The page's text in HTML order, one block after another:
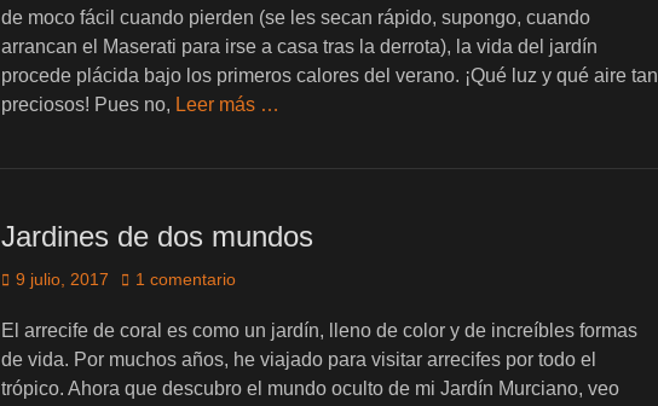
de moco fácil cuando pierden (se les secan rápido, supongo, cuando
arrancan el Maserati para irse a casa tras la derrota), la vida del jardín
procede plácida bajo los primeros calores del verano. ¡Qué luz y qué aire tan
preciosos! Pues no, Leer más …
Jardines de dos mundos
Publicado
9 julio, 2017 1 comentario
El arrecife de coral es como un jardín, lleno de color y de increíbles formas
de vida. Por muchos años, he viajado para visitar arrecifes por todo el
trópico. Ahora que descubro el mundo oculto de mi Jardín Murciano, veo